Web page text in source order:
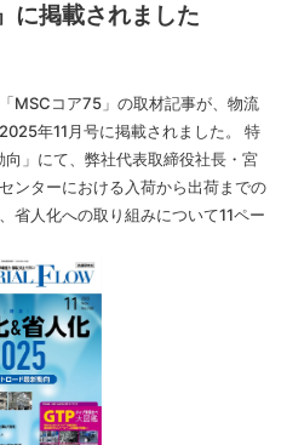
に掲載されました
MSCコア75」の取材記事が、物流
年11月号に掲載されました。 特
」にて、弊社代表取締役社長・宮
ンターにおける入荷から出荷までの
省人化への取り組みについて11ペー